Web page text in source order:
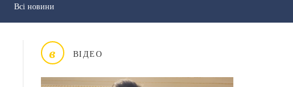
Всі новини
в ВІДЕО